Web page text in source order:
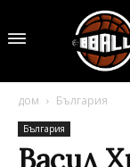
дом България
България
Васил